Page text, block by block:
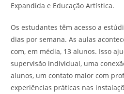
Expandida e Educação Artística.
Os estudantes têm acesso a
dias por semana. As aulas
com, em média, 13 alunos. Isso
supervisão individual, uma
alunos, um contato maior com
experiências práticas nas